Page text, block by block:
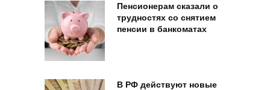
Пенсионерам сказали о
трудностях со снятием
пенсии в банкоматах
В РФ действуют новые